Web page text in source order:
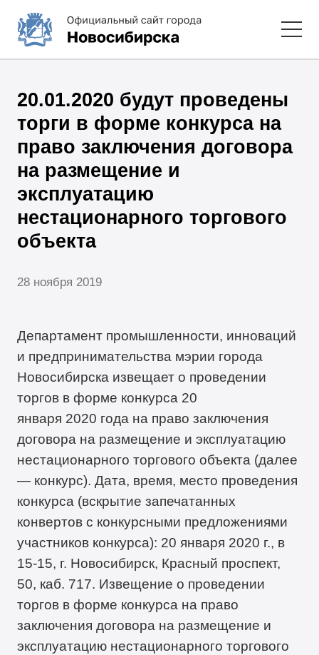
20.01.2020 будут проведены
торги в форме конкурса на
право заключения договора
на размещение и
эксплуатацию
нестационарного торгового
объекта
28 ноября 2019
Департамент промышленности, инноваций
и предпринимательства мэрии города
Новосибирска извещает о проведении
торгов в форме конкурса 20
января 2020 года на право заключения
договора на размещение и эксплуатацию
нестационарного торгового объекта (далее
— конкурс). Дата, время, место проведения
конкурса (вскрытие запечатанных
конвертов с конкурсными предложениями
участников конкурса): 20 января 2020 г., в
15-15, г. Новосибирск, Красный проспект,
50, каб. 717. Извещение о проведении
торгов в форме конкурса на право
заключения договора на размещение и
эксплуатацию нестационарного торгового